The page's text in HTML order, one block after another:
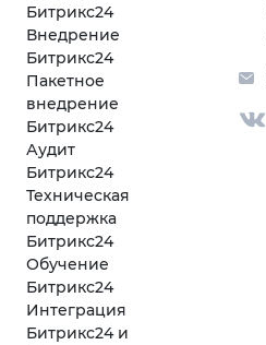
Битрикс24
Внедрение
Битрикс24
Пакетное
внедрение
Битрикс24
Аудит
Битрикс24
Техническая
поддержка
Битрикс24
Обучение
Битрикс24
Интеграция
Битрикс24 и